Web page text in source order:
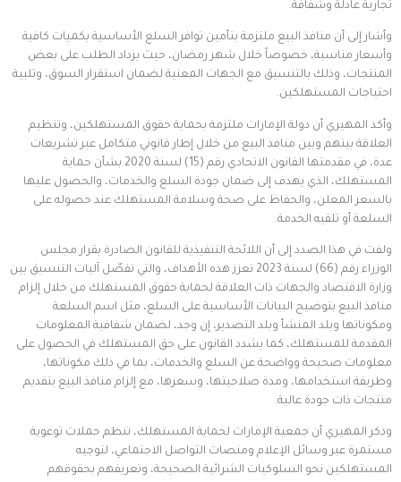
تجارية عادلة وشفافة.
وأشار إلى أن منافذ البيع ملتزمة بتأمين توافر السلع الأساسية بكميات كافية
وأسعار مناسبة، خصوصاً خلال شهر رمضان، حيث يزداد الطلب على بعض
المنتجات، وذلك بالتنسيق مع الجهات المعنية لضمان استقرار السوق، وتلبية
احتياجات المستهلكين.
وأكد المهيري أن دولة الإمارات ملتزمة بحماية حقوق المستهلكين، وتنظيم
العلاقة بينهم وبين منافذ البيع من خلال إطار قانوني متكامل عبر تشريعات
عدة، في مقدمتها القانون الاتحادي رقم (15) لسنة 2020 بشأن حماية
المستهلك، الذي يهدف إلى ضمان جودة السلع والخدمات، والحصول عليها
بالسعر المعلن، والحفاظ على صحة وسلامة المستهلك عند حصوله على
السلعة أو تلقيه الخدمة.
ولفت في هذا الصدد إلى أن اللائحة التنفيذية للقانون الصادرة بقرار مجلس
الوزراء رقم (66) لسنة 2023 تعزز هذه الأهداف، والتي تفصّل آليات التنسيق بين
وزارة الاقتصاد والجهات ذات العلاقة لحماية حقوق المستهلك من خلال إلزام
منافذ البيع بتوضيح البيانات الأساسية على السلع، مثل اسم السلعة
ومكوناتها وبلد المنشأ وبلد التصدير، إن وجد، لضمان شفافية المعلومات
المقدمة للمستهلك، كما يشدد القانون على حق المستهلك في الحصول على
معلومات صحيحة وواضحة عن السلع والخدمات، بما في ذلك مكوناتها،
وطريقة استخدامها، ومدة صلاحيتها، وسعرها، مع إلزام منافذ البيع بتقديم
منتجات ذات جودة عالية.
وذكر المهيري أن جمعية الإمارات لحماية المستهلك، تنظم حملات توعوية
مستمرة عبر وسائل الإعلام ومنصات التواصل الاجتماعي، لتوجيه
المستهلكين نحو السلوكيات الشرائية الصحيحة، وتعريفهم بحقوقهم